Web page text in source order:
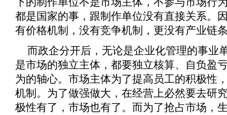
都是国家的事，跟制作单位没有直接关系。
有价格机制，没有竞争机制，更没有产业链
而政企分开后，无论是企业化管理的事业
是市场的独立主体，都要独立核算、自负盈
为的轴心。市场主体为了提高员工的积极性
机制。为了做强做大，在经营上必然要去研
极性有了，市场也有了。而为了抢占市场，